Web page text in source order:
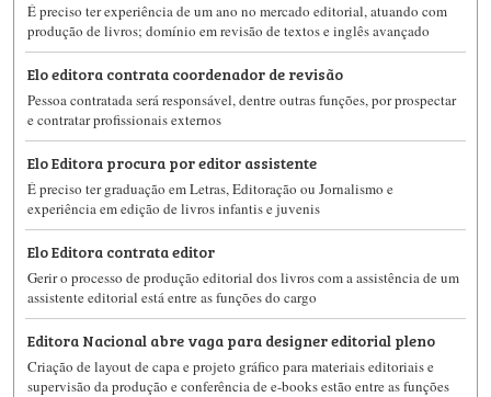
É preciso ter experiência de um ano no mercado editorial, atuando com
produção de livros; domínio em revisão de textos e inglês avançado
Elo editora contrata coordenador de revisão
Pessoa contratada será responsável, dentre outras funções, por prospectar
e contratar profissionais externos
Elo Editora procura por editor assistente
É preciso ter graduação em Letras, Editoração ou Jornalismo e
experiência em edição de livros infantis e juvenis
Elo Editora contrata editor
Gerir o processo de produção editorial dos livros com a assistência de um
assistente editorial está entre as funções do cargo
Editora Nacional abre vaga para designer editorial pleno
Criação de layout de capa e projeto gráfico para materiais editoriais e
supervisão da produção e conferência de e-books estão entre as funções